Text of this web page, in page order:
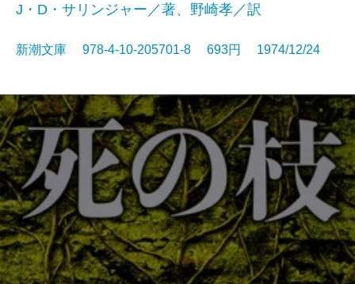
J・D・サリンジャー／著、野崎孝／訳
新潮文庫 978-4-10-205701-8 693円 1974/12/24